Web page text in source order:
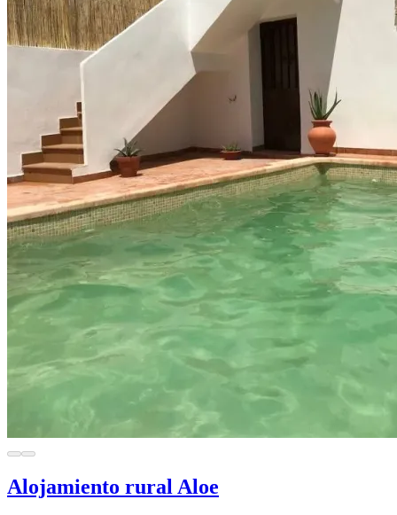
Alojamiento rural Aloe